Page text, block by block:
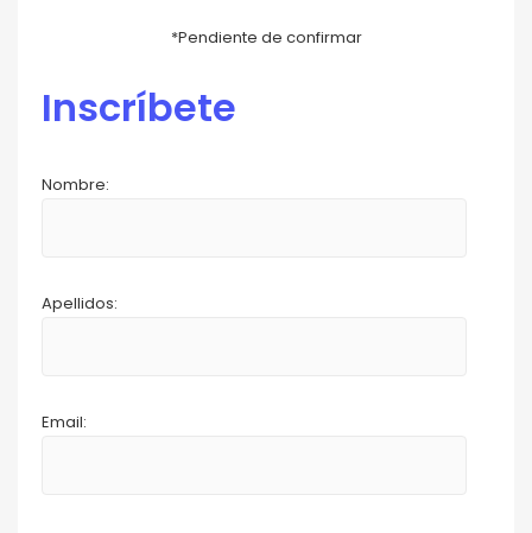
*Pendiente de confirmar
Inscríbete
Nombre:
Apellidos:
Email: